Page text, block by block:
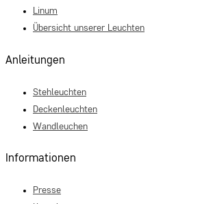
Linum
Übersicht unserer Leuchten
Anleitungen
Stehleuchten
Deckenleuchten
Wandleuchen
Informationen
Presse